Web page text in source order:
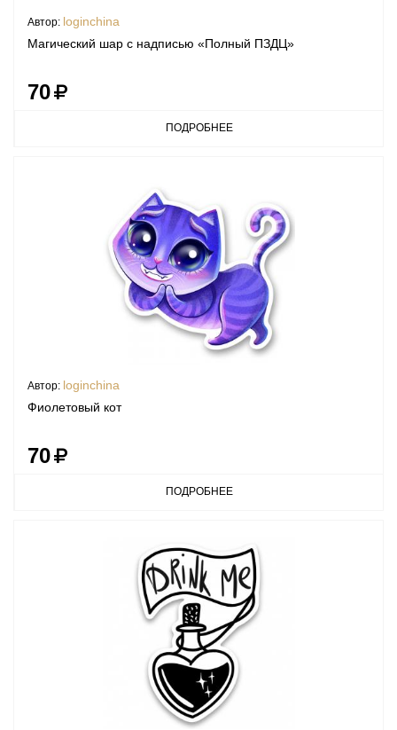
Автор: loginchina
Магический шар с надписью «Полный ПЗДЦ»
70
ПОДРОБНЕЕ
Автор: loginchina
Фиолетовый кот
70
ПОДРОБНЕЕ